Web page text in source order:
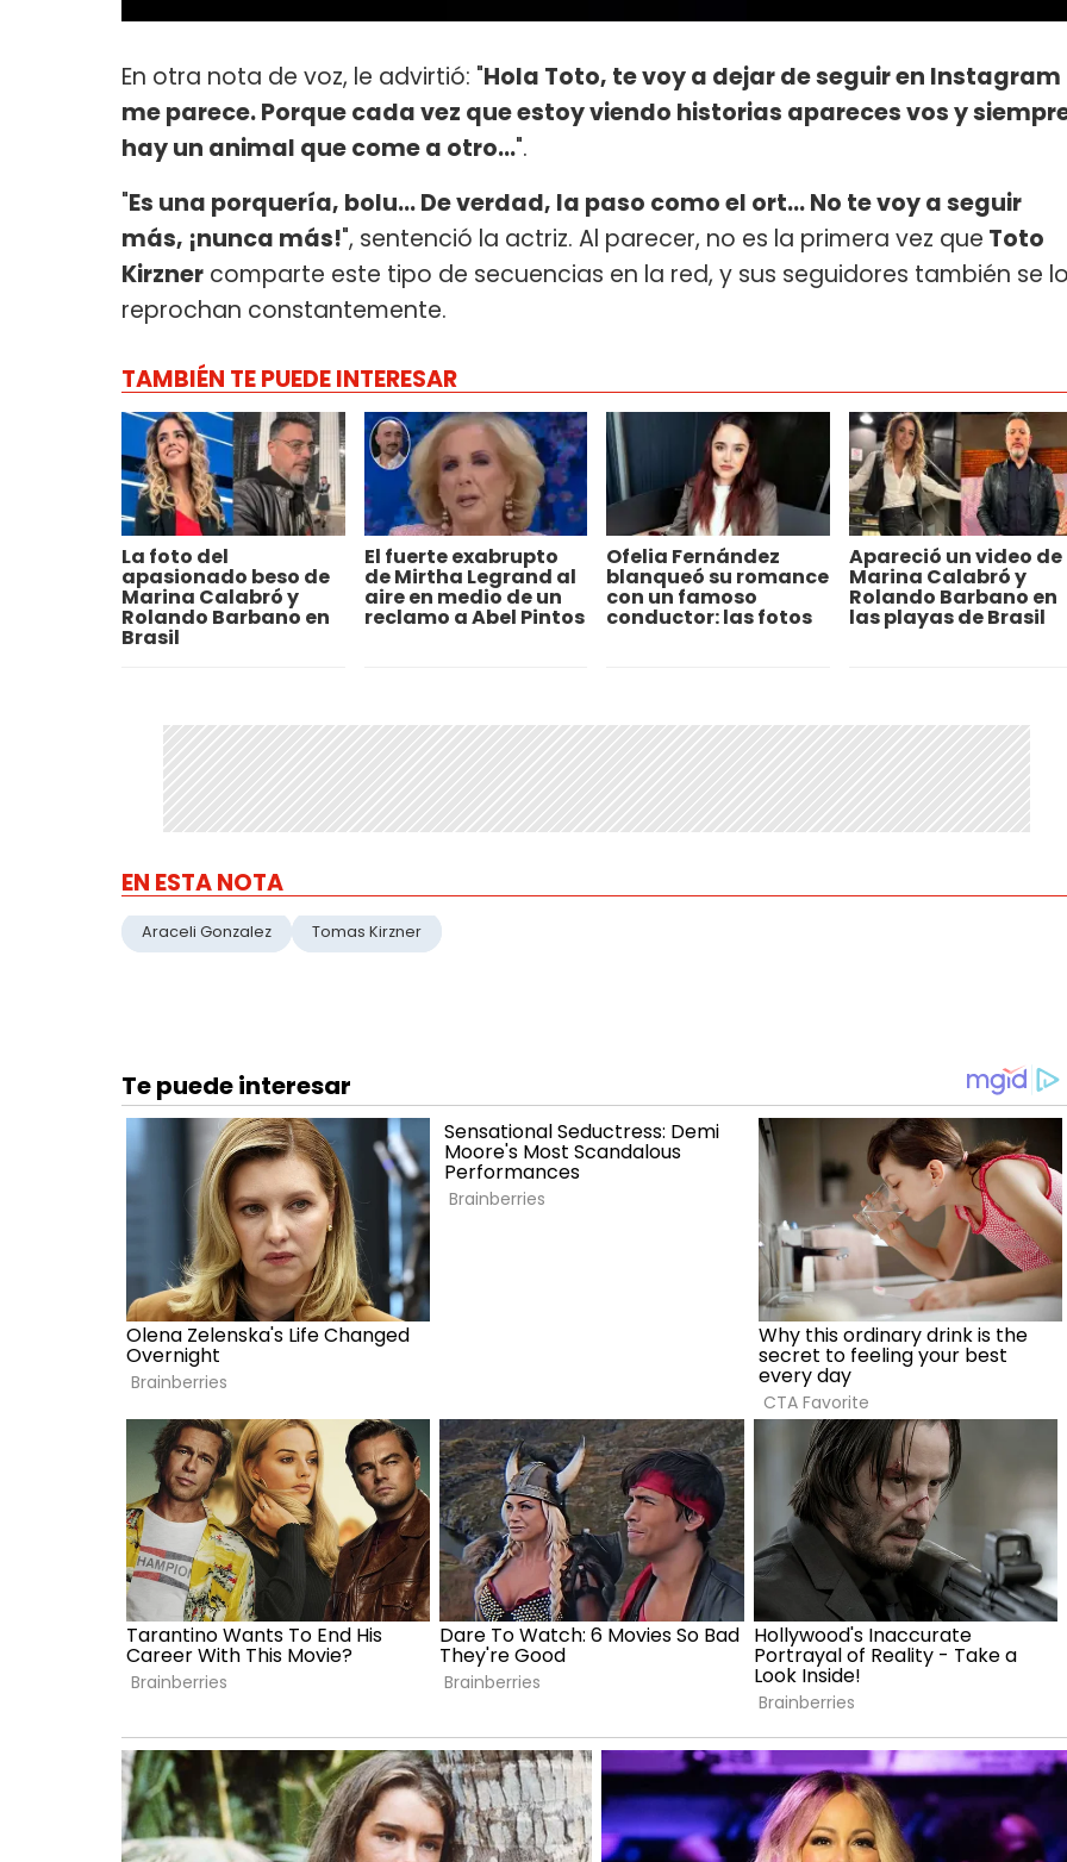
En otra nota de voz, le advirtió: "Hola Toto, te voy a dejar de seguir en Instagram
me parece. Porque cada vez que estoy viendo historias apareces vos y
hay un animal que come a otro...".
"Es una porquería, bolu... De verdad, la paso como el ort... No te voy a seguir
más, ¡nunca más!", sentenció la actriz. Al parecer, no es la primera vez que Toto
Kirzner comparte este tipo de secuencias en la red, y sus seguidores también se
reprochan constantemente.
TAMBIÉN TE PUEDE INTERESAR
La foto del
apasionado beso de
Marina Calabró y
Rolando Barbano en
Brasil
El fuerte exabrupto
de Mirtha Legrand al
aire en medio de un
reclamo a Abel Pintos
Ofelia Fernández
blanqueó su romance
con un famoso
conductor: las fotos
Apareció un video de
Marina Calabró y
Rolando Barbano en
las playas de Brasil
EN ESTA NOTA
Araceli Gonzalez Tomas Kirzner